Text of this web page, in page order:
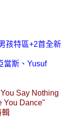
孩特區+2首全新
當斯、Yusuf
Say Nothing
You Dance"
輯